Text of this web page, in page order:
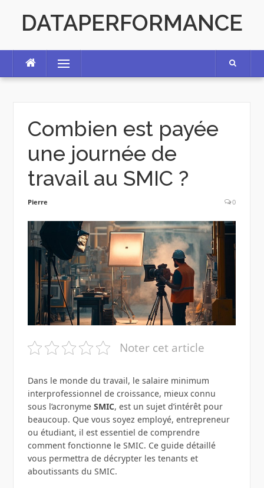
contentDATAPERFORMANCE
Menu
Combien est payée
une journée de
travail au SMIC ?
Pierre 0
Noter cet article
Dans le monde du travail, le salaire minimum
interprofessionnel de croissance, mieux connu
sous l’acronyme SMIC, est un sujet d’intérêt pour
beaucoup. Que vous soyez employé, entrepreneur
ou étudiant, il est essentiel de comprendre
comment fonctionne le SMIC. Ce guide détaillé
vous permettra de décrypter les tenants et
aboutissants du SMIC.